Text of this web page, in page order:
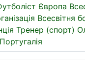
Європа
Всесвітня
Тренер (спорт)
Португалія